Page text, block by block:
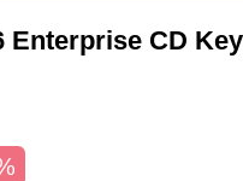
Enterprise CD